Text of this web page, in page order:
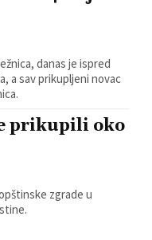
danas je ispred
a sav prikupljeni novac
prikupili oko
zgrade u